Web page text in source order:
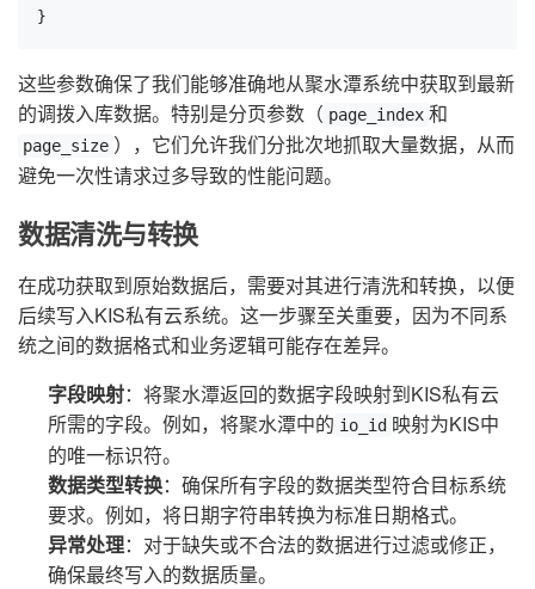
}
这些参数确保了我们能够准确地从聚水潭系统中获取到最新
的调拨入库数据。特别是分页参数（ page_index 和
page_size ），它们允许我们分批次地抓取大量数据，从而
避免一次性请求过多导致的性能问题。
数据清洗与转换
在成功获取到原始数据后，需要对其进行清洗和转换，以便
后续写入KIS私有云系统。这一步骤至关重要，因为不同系
统之间的数据格式和业务逻辑可能存在差异。
字段映射：将聚水潭返回的数据字段映射到KIS私有云
所需的字段。例如，将聚水潭中的 io_id 映射为KIS中
的唯一标识符。
数据类型转换：确保所有字段的数据类型符合目标系统
要求。例如，将日期字符串转换为标准日期格式。
异常处理：对于缺失或不合法的数据进行过滤或修正，
确保最终写入的数据质量。